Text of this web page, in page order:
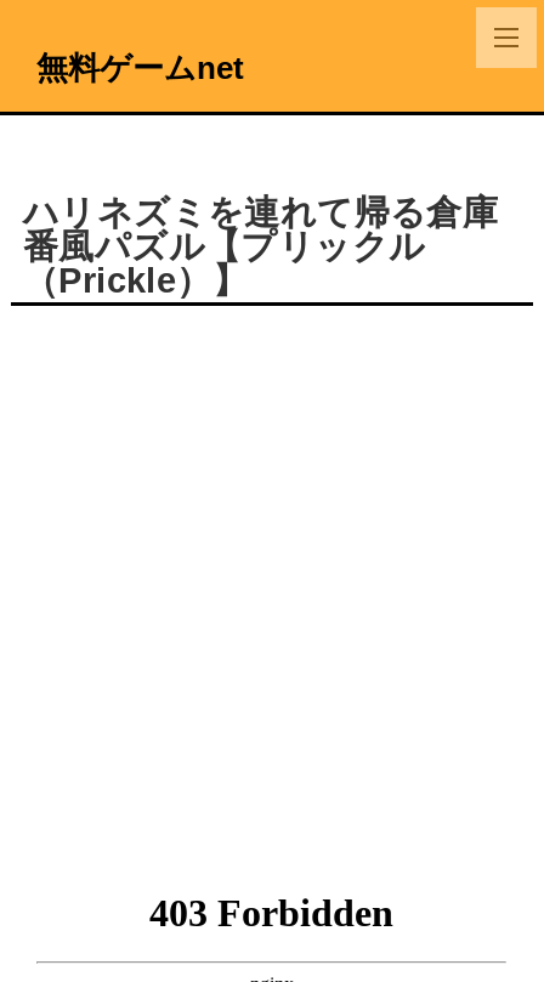
無料ゲームnet
ハリネズミを連れて帰る倉庫
番風パズル【プリックル
（Prickle）】